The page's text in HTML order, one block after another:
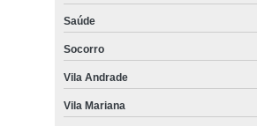
Saúde
Socorro
Vila Andrade
Vila Mariana